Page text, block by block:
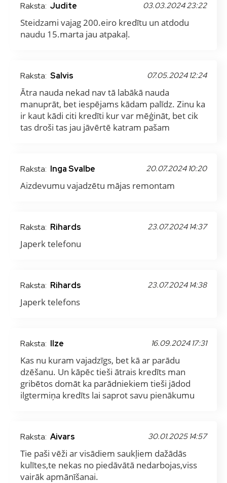
Raksta: Judite 03.03.2024 23:22
Steidzami vajag 200.eiro kredītu un atdodu
naudu 15.marta jau atpakaļ.
Raksta: Salvis 07.05.2024 12:24
Ātra nauda nekad nav tā labākā nauda
manuprāt, bet iespējams kādam palīdz. Zinu ka
ir kaut kādi citi kredīti kur var mēģināt, bet cik
tas droši tas jau jāvērtē katram pašam
Raksta: Inga Svalbe 20.07.2024 10:20
Aizdevumu vajadzētu mājas remontam
Raksta: Rihards 23.07.2024 14:37
Japerk telefonu
Raksta: Rihards 23.07.2024 14:38
Japerk telefons
Raksta: Ilze 16.09.2024 17:31
Kas nu kuram vajadzīgs, bet kā ar parādu
dzēšanu. Un kāpēc tieši ātrais kredīts man
gribētos domāt ka parādniekiem tieši jādod
ilgtermiņa kredīts lai saprot savu pienākumu
Raksta: Aivars 30.01.2025 14:57
Tie paši vēži ar visādiem saukļiem dažādās
kulītes,te nekas no piedāvātā nedarbojas,viss
vairāk apmānīšanai.